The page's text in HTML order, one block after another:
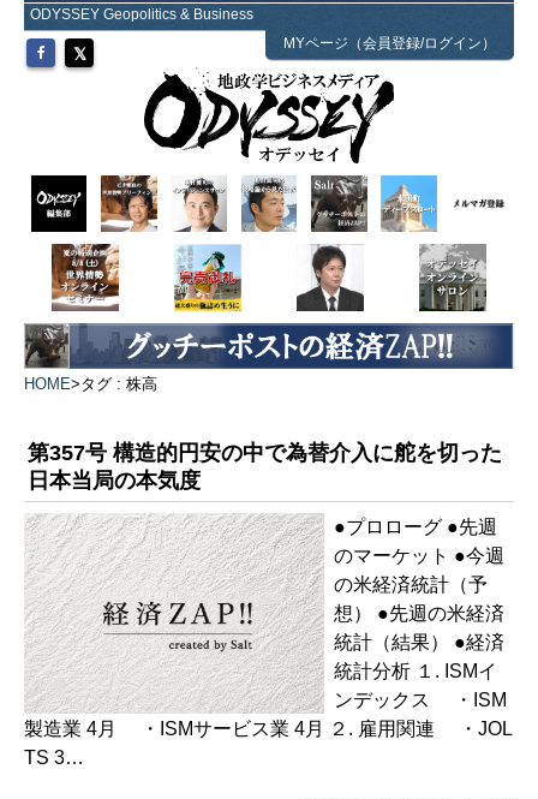
ODYSSEY Geopolitics & Business
MYページ（会員登録/ログイン）
HOME>タグ : 株高
第357号 構造的円安の中で為替介入に舵を切った
日本当局の本気度
●プロローグ ●先週
のマーケット ●今週
の米経済統計（予
想） ●先週の米経済
統計（結果） ●経済
統計分析 １. ISMイ
ンデックス ・ISM
製造業 4月 ・ISMサービス業 4月 ２. 雇用関連 ・JOL
TS 3…